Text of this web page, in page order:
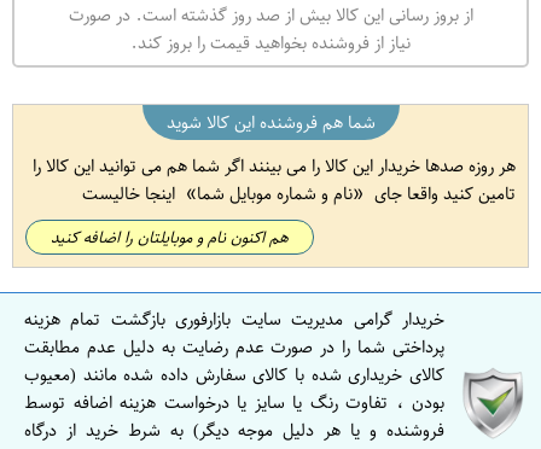
از بروز رسانی این کالا بیش از صد روز گذشته است. در صورت
نیاز از فروشنده بخواهید قیمت را بروز کند.
شما هم فروشنده این کالا شوید
هر روزه صدها خریدار این کالا را می بینند اگر شما هم می توانید این کالا را
تامین کنید واقعا جای
نام و شماره موبایل شما اینجا خالیست
هم اکنون نام و موبایلتان را اضافه کنید
خریدار گرامی مدیریت سایت بازارفوری بازگشت تمام هزینه
پرداختی شما را در صورت عدم رضایت به دلیل عدم مطابقت
کالای خریداری شده با کالای سفارش داده شده مانند (معیوب
بودن ، تفاوت رنگ یا سایز یا درخواست هزینه اضافه توسط
فروشنده و یا هر دلیل موجه دیگر) به شرط خرید از درگاه